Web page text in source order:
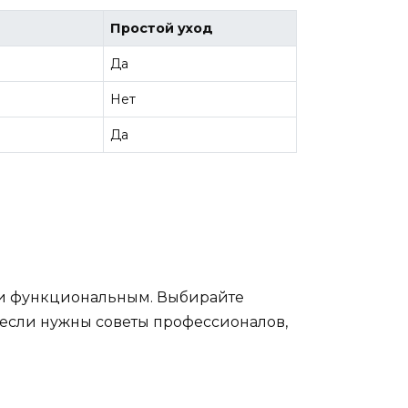
Простой уход
Да
Нет
Да
и функциональным. Выбирайте
нужны советы профессионалов,